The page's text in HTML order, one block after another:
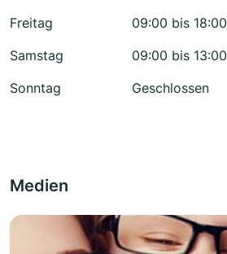
Freitag
09:00 bis 18:00
Samstag
09:00 bis 13:00
Sonntag
Geschlossen
Medien